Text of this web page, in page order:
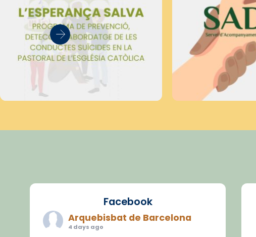
Facebook
Arquebisbat de Barcelona
4 days ago